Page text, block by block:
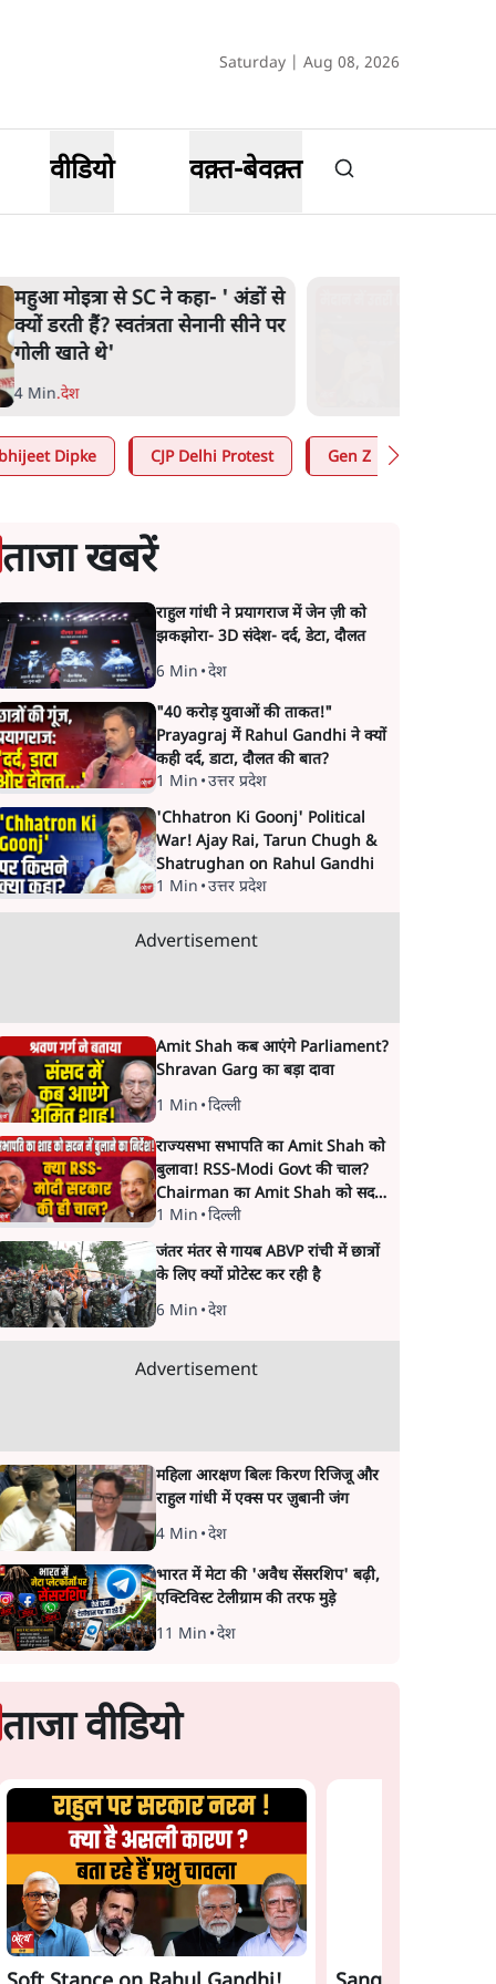
Saturday | Aug 08, 2026
वीडियो वक़्त-बेवक़्त
महुआ मोइत्रा से SC ने कहा- ' अंडों से
क्यों डरती हैं? स्वतंत्रता सेनानी सीने पर
गोली खाते थे'
4 Min.देश
Dipke CJP Delhi Protest Gen Z
ताजा खबरें
राहुल गांधी ने प्रयागराज में जेन ज़ी को
झकझोरा- 3D संदेश- दर्द, डेटा, दौलत
6 Min •देश
"40 करोड़ युवाओं की ताकत!"
Prayagraj में Rahul Gandhi ने क्यों
कही दर्द, डाटा, दौलत की बात?
1 Min •उत्तर प्रदेश
'Chhatron Ki Goonj' Political
War! Ajay Rai, Tarun Chugh &
Shatrughan on Rahul Gandhi
1 Min •उत्तर प्रदेश
Advertisement
Amit Shah कब आएंगे Parliament?
Shravan Garg का बड़ा दावा
1 Min •दिल्ली
राज्यसभा सभापति का Amit Shah को
बुलावा! RSS-Modi Govt की चाल?
Chairman का Amit Shah को सदन
में बयान देने का संकेत क्यों? Senior
journalist Vinod Agnihotri ने इसे
Modi Government और RSS की
संभावित strategy से जोड़कर बड़ा
सवाल उठाया है।
1 Min •दिल्ली
जंतर मंतर से गायब ABVP रांची में छात्रों
के लिए क्यों प्रोटेस्ट कर रही है
6 Min •देश
Advertisement
महिला आरक्षण बिलः किरण रिजिजू और
राहुल गांधी में एक्स पर ज़ुबानी जंग
4 Min •देश
भारत में मेटा की 'अवैध सेंसरशिप' बढ़ी,
एक्टिविस्ट टेलीग्राम की तरफ मुड़े
11 Min •देश
ताजा वीडियो